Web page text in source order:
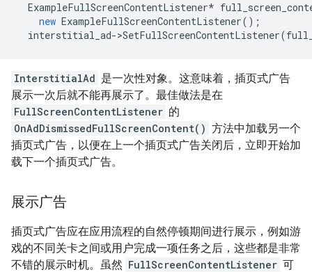
ExampleFullScreenContentListener*
new ExampleFullScreenContentListener();
interstitial_ad->SetFullScreenContentListener(
InterstitialAd 是一次性对象。这意味着，插页式广告
展示一次后就不能再展示了。最佳做法是在
FullScreenContentListener 的
OnAdDismissedFullScreenContent() 方法中加载另一个
插页式广告，以便在上一个插页式广告关闭后，立即开始加
载下一个插页式广告。
展示广告
插页式广告应在应用流程的自然停顿期间进行展示，例如游
戏的不同关卡之间或用户完成一项任务之后，这些都是非常
不错的展示时机。虽然 FullScreenContentListener 可